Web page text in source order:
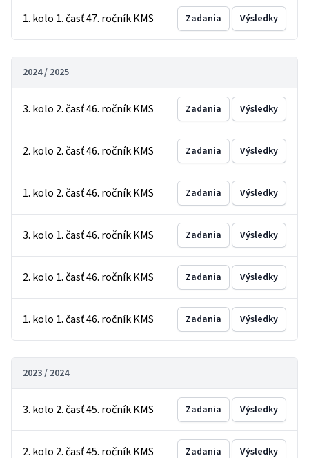
1. kolo 1. časť 47. ročník KMS Zadania Výsledky
2024 / 2025
3. kolo 2. časť 46. ročník KMS Zadania Výsledky
2. kolo 2. časť 46. ročník KMS Zadania Výsledky
1. kolo 2. časť 46. ročník KMS Zadania Výsledky
3. kolo 1. časť 46. ročník KMS Zadania Výsledky
2. kolo 1. časť 46. ročník KMS Zadania Výsledky
1. kolo 1. časť 46. ročník KMS Zadania Výsledky
2023 / 2024
3. kolo 2. časť 45. ročník KMS Zadania Výsledky
2. kolo 2. časť 45. ročník KMS Zadania Výsledky